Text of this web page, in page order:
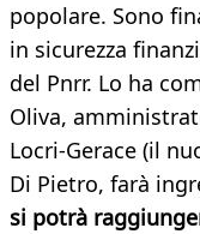
popolare. Sono
in sicurezza
del Pnrr. Lo ha
Oliva,
Locri-Gerace (il
Di Pietro, farà
si potrà